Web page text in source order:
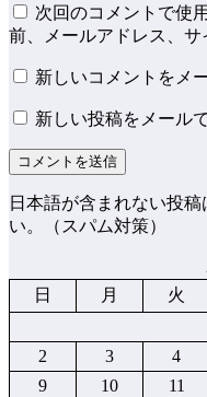
次回のコメントで使
前、メールアドレス、サ
新しいコメントをメ
新しい投稿をメール
日本語が含まれない投
い。（スパム対策）
日
月 火
2
3 4
9
10 11